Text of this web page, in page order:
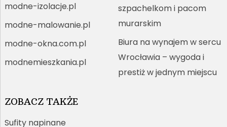
modne-izolacje.pl
modne-malowanie.pl
modne-okna.com.pl
modnemieszkania.pl
szpachelkom i pacom
murarskim
Biura na wynajem w sercu
Wrocławia – wygoda i
prestiż w jednym miejscu
ZOBACZ TAKŻE
Sufity napinane